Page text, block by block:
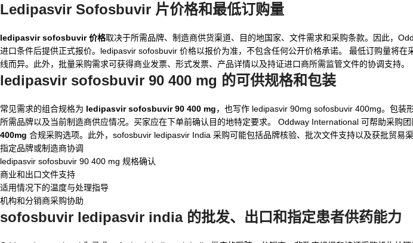
Ledipasvir Sofosbuvir 片价格和最低订购量
ledipasvir sofosbuvir 价格取决于所需品牌、制造商供货渠道、目的地国家、文件需求和采购条款。因此，
进口条件后提供正式报价。ledipasvir sofosbuvir 价格以报价为准，不包含任何公开价格承诺。 最低订购量将
线而异。此外，批量采购需求可获得商业发票、形式发票、产品详情以及持证进口商所需监管文件的协调支持。
ledipasvir sofosbuvir 90 400 mg 的可供规格和包装
常见需求的组合规格为 ledipasvir sofosbuvir 90 400 mg，也写作 ledipasvir 90mg sofosbuvir 400mg。包装
所需品牌以及当前制造商供应情况。买家应在下单前确认目的地特定要求。 Oddway International 可帮助采购
400mg 合规采购选项。此外，sofosbuvir ledipasvir India 采购可能包括品牌核验、批次文件支持以及获批贸易渠
指定品牌或制造商协调
ledipasvir sofosbuvir 90 400 mg 规格确认
商业和出口文件支持
适用情况下的温度与处理指导
机构和分销商采购协助
sofosbuvir ledipasvir india的批发、出口和指定患者供药能力